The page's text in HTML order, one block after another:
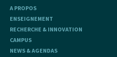
A PROPOS
ENSEIGNEMENT
RECHERCHE & INNOVATION
CAMPUS
NEWS & AGENDAS